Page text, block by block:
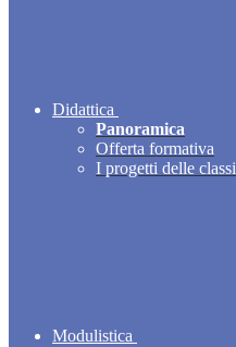
Didattica
Panoramica
Offerta formativa
I progetti delle classi
Modulistica